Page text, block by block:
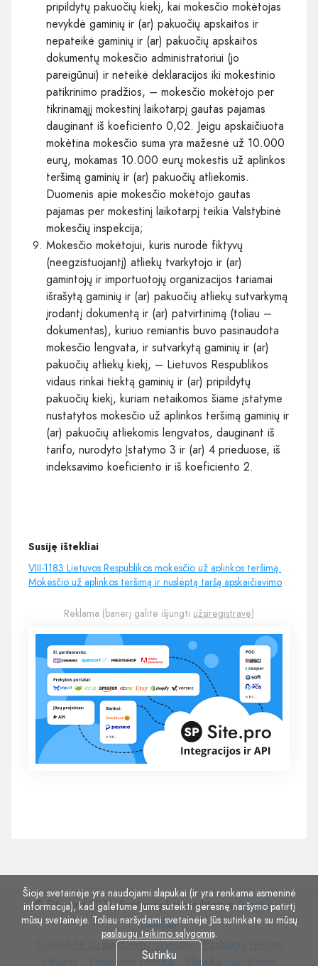
pripildytų pakuočių kiekį, kai mokesčio mokėtojas
nevykdė gaminių ir (ar) pakuočių apskaitos ir
nepateikė gaminių ir (ar) pakuočių apskaitos
dokumentų mokesčio administratoriui (jo
pareigūnui) ir neteikė deklaracijos iki mokestinio
patikrinimo pradžios, – mokesčio mokėtojo per
tikrinamąjį mokestinį laikotarpį gautas pajamas
dauginant iš koeficiento 0,02. Jeigu apskaičiuota
mokėtina mokesčio suma yra mažesnė už 10.000
eurų, mokamas 10.000 eurų mokestis už aplinkos
teršimą gaminių ir (ar) pakuočių atliekomis.
Duomenis apie mokesčio mokėtojo gautas
pajamas per mokestinį laikotarpį teikia Valstybinė
mokesčių inspekcija;
Mokesčio mokėtojui, kuris nurodė fiktyvų
(neegzistuojantį) atliekų tvarkytojo ir (ar)
gamintojų ir importuotojų organizacijos tariamai
išrašytą gaminių ir (ar) pakuočių atliekų sutvarkymą
įrodantį dokumentą ir (ar) patvirtinimą (toliau –
dokumentas), kuriuo remiantis buvo pasinaudota
mokesčio lengvata, ir sutvarkytą gaminių ir (ar)
pakuočių atliekų kiekį, – Lietuvos Respublikos
vidaus rinkai tiektą gaminių ir (ar) pripildytų
pakuočių kiekį, kuriam netaikomos šiame įstatyme
nustatytos mokesčio už aplinkos teršimą gaminių ir
(ar) pakuočių atliekomis lengvatos, dauginant iš
tarifo, nurodyto Įstatymo 3 ir (ar) 4 prieduose, iš
indeksavimo koeficiento ir iš koeficiento 2.
Susiję ištekliai
VIII-1183 Lietuvos Respublikos mokesčio už aplinkos teršimą įstatymas 9 str. 8 p.
Mokesčio už aplinkos teršimą ir nuslėptą taršą apskaičiavimo tvarkos aprašai
Reklama (banerį galite išjungti užsiregistravę)
© Site.pro 2011. Svetainių konstruktorius.Jungtinės
Valstijos.
Susisiekite su pardavimų skyriumi
Paslaugų
Paslaugų teikimo
Privatumo politika
Šioje svetainėje yra naudojami slapukai (ir yra renkama asmeninė
informacija), kad galėtume Jums suteikti geresnę naršymo patirtį
mūsų svetainėje. Toliau naršydami svetainėje Jūs sutinkate su mūsų
paslaugų teikimo sąlygomis.
Sutinku